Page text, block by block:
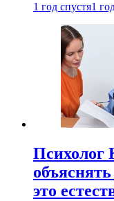
1 год спустя1
Психолог
это